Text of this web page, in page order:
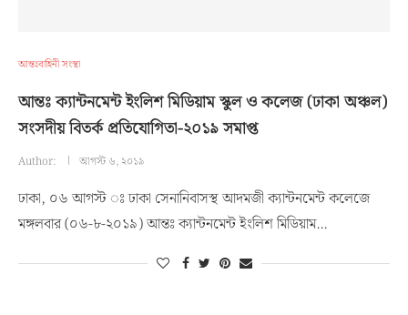
আন্তঃবাহিনী সংস্থা
আন্তঃ ক্যান্টনমেন্ট ইংলিশ মিডিয়াম স্কুল ও কলেজ (ঢাকা অঞ্চল)
সংসদীয় বিতর্ক প্রতিযোগিতা-২০১৯ সমাপ্ত
Author: আগস্ট ৬, ২০১৯
ঢাকা, ০৬ আগস্ট ঃ ঢাকা সেনানিবাসস্থ আদমজী ক্যান্টনমেন্ট কলেজে
মঙ্গলবার (০৬-৮-২০১৯) আন্তঃ ক্যান্টনমেন্ট ইংলিশ মিডিয়াম…